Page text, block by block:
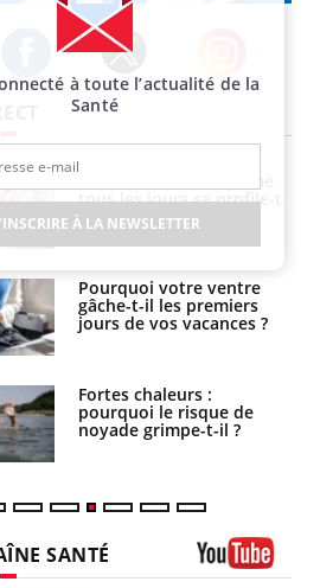
Facebook Twitter Instagram
tous les jours se profile-t-
elle enfin ?
Pourquoi votre ventre
gâche-t-il les premiers
jours de vos vacances ?
Fortes chaleurs :
pourquoi le risque de
noyade grimpe-t-il ?
SANTÉ
à toute l’actualité de la
Santé
À LA NEWSLETTER